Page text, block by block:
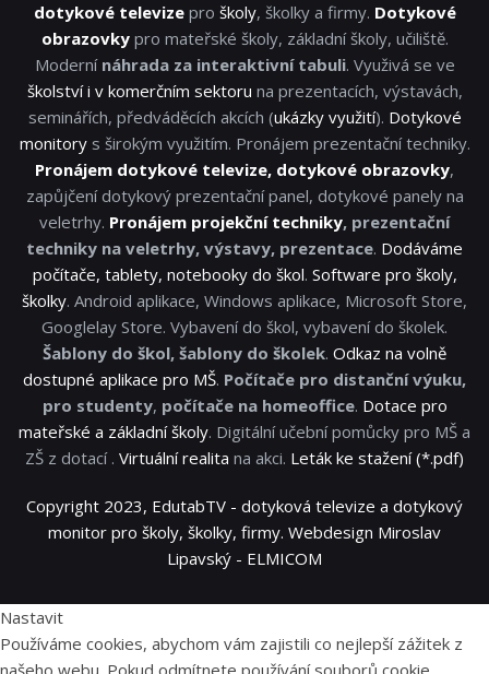
dotykové televizepro školy, školky a firmy. Dotykové
obrazovkypro mateřské školy, základní školy, učiliště.
Moderní náhrada za interaktivní tabuli. Využivá se ve
školství i v komerčním sektoru na prezentacích, výstavách,
seminářích, předváděcích akcích (ukázky využití). Dotykové
monitorys širokým využitím. Pronájem prezentační techniky.
Pronájem dotykové televize, dotykové obrazovky,
zapůjčení dotykový prezentační panel, dotykové panely na
veletrhy. Pronájem projekční techniky, prezentační
techniky na veletrhy, výstavy, prezentace. Dodáváme
počítače, tablety, notebooky do škol. Software pro školy,
školky. Android aplikace, Windows aplikace, Microsoft Store,
Googlelay Store. Vybavení do škol, vybavení do školek.
Šablony do škol, šablony do školek. Odkaz na volně
dostupné aplikace pro MŠ. Počítače pro distanční výuku,
pro studenty, počítače na homeoffice. Dotace pro
mateřské a základní školy. Digitální učební pomůcky pro MŠ a
ZŠ z dotací . Virtuální realita na akci. Leták ke stažení (*.pdf)
Copyright 2023, EdutabTV - dotyková televize a dotykový
monitor pro školy, školky, firmy. Webdesign Miroslav
Lipavský - ELMICOM
Nastavit
Používáme cookies, abychom vám zajistili co nejlepší zážitek z
našeho webu. Pokud odmítnete používání souborů cookie,